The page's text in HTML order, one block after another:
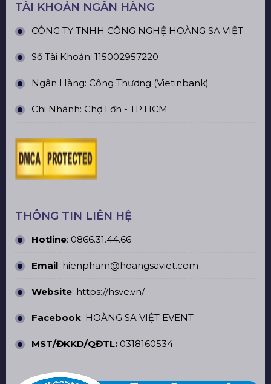
TÀI KHOẢN NGÂN HÀNG
CÔNG TY TNHH CÔNG NGHỆ HOÀNG SA VIỆT
Số Tài Khoản: 115002957220
Ngân Hàng: Công Thương (Vietinbank)
Chi Nhánh: Chợ Lớn - TP.HCM
THÔNG TIN LIÊN HỆ
Hotline: 0866.31.44.66
Email: hienpham@hoangsaviet.com
Website: https://hsve.vn/
Facebook: HOÀNG SA VIỆT EVENT
MST/ĐKKD/QĐTL: 0318160534